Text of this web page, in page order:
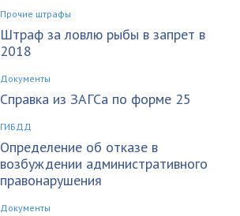
Прочие штрафы
Штраф за ловлю рыбы в запрет в
2018
Документы
Справка из ЗАГСа по форме 25
ГИБДД
Определение об отказе в
возбуждении административного
правонарушения
Документы